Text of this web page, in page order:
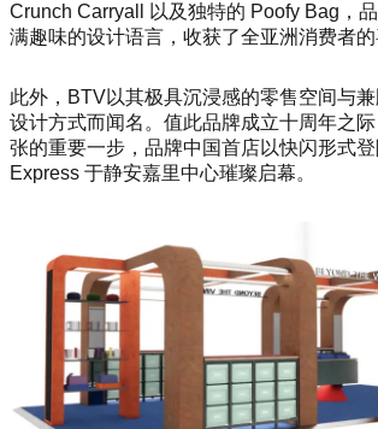
Crunch Carryall 以及独特的 Poofy Bag，
满趣味的设计语言，收获了全亚洲消费者的
此外，BTV以其极具沉浸感的零售空间与
设计方式而闻名。值此品牌成立十周年之
张的重要一步，品牌中国首店以快闪形式
Express 于静安嘉里中心璀璨启幕。